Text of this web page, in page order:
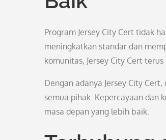
Program Jersey City Cert tidak
meningkatkan standar dan
komunitas, Jersey City Cert
Dengan adanya Jersey City
semua pihak. Kepercayaan dan
masa depan yang lebih baik.